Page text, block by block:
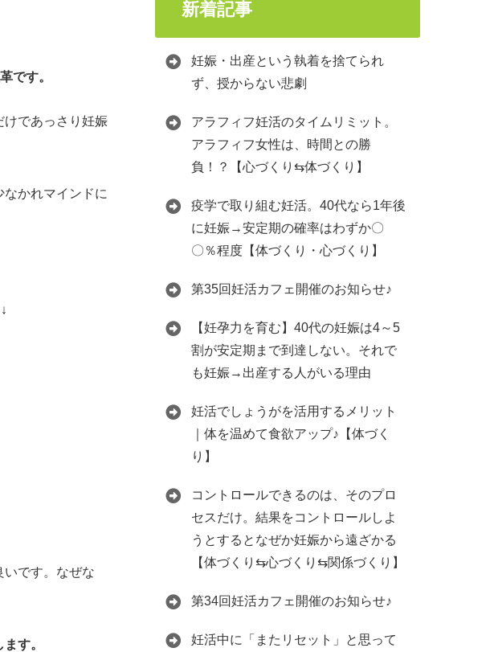
です。
けであっさり妊娠
かれマインドに
いです。なぜな
す。
新着記事
妊娠・出産という執着を捨てられ
ず、授からない悲劇
アラフィフ妊活のタイムリミット。
アラフィフ女性は、時間との勝
負！？【心づくり⇆体づくり】
疫学で取り組む妊活。40代なら1年後
に妊娠→安定期の確率はわずか〇
〇％程度【体づくり・心づくり】
第35回妊活カフェ開催のお知らせ♪
【妊孕力を育む】40代の妊娠は4～5
割が安定期まで到達しない。それで
も妊娠→出産する人がいる理由
妊活でしょうがを活用するメリット
｜体を温めて食欲アップ♪【体づく
り】
コントロールできるのは、そのプロ
セスだけ。結果をコントロールしよ
うとするとなぜか妊娠から遠ざかる
【体づくり⇆心づくり⇆関係づくり】
第34回妊活カフェ開催のお知らせ♪
妊活中に「またリセット」と思って